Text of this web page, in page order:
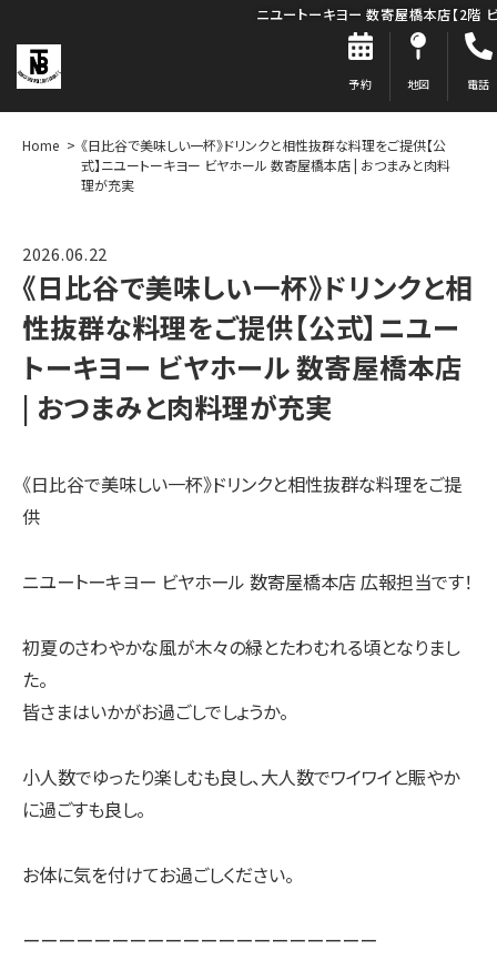
ニユートーキヨー 数寄屋橋本店【2階
予約 地図 電話
Home
《日比谷で美味しい一杯》ドリンクと相性抜群な料理をご提供【公
式】ニユートーキヨー ビヤホール 数寄屋橋本店 | おつまみと肉料
理が充実
2026.06.22
《日比谷で美味しい一杯》ドリンクと相
性抜群な料理をご提供【公式】ニユー
トーキヨー ビヤホール 数寄屋橋本店
| おつまみと肉料理が充実
《日比谷で美味しい一杯》ドリンクと相性抜群な料理をご提
供
ニユートーキヨー ビヤホール 数寄屋橋本店 広報担当です！
初夏のさわやかな風が木々の緑とたわむれる頃となりまし
た。
皆さまはいかがお過ごしでしょうか。
小人数でゆったり楽しむも良し、大人数でワイワイと賑やか
に過ごすも良し。
お体に気を付けてお過ごしください。
ーーーーーーーーーーーーーーーーーーーー